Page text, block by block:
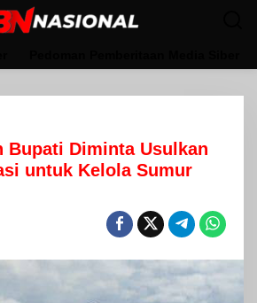
Bupati Diminta Usulkan
untuk Kelola Sumur